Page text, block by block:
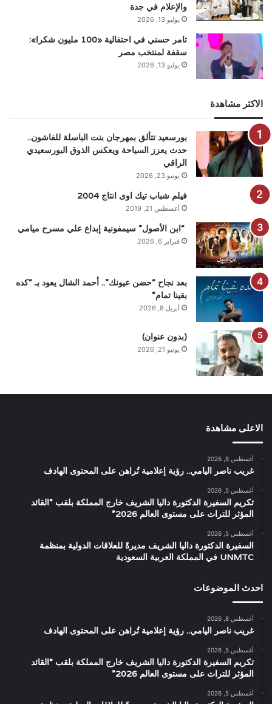
والإعلام في جدة
يوليو 13, 2026
تامر حسني في احتفالية «100 مليون شكرا»:
سقفة لمنتخب مصر
يوليو 13, 2026
الاكثر مشاهدة
بورسعيد تتألق بمهرجان بنت الباسلة للفاشون..
حدث يعزز السياحة ويعكس الذوق البورسعيدي
الراقي
يونيو 23, 2026
فيلم شباب تيك اوى انتاج 2004
أغسطس 21, 2019
“ابن الأصول” سيمفونية إبداع علي مسرح ميامي
فبراير 6, 2026
بعد نجاح “حضن عيونك”.. أحمد الشال يعود بـ “كده
بقينا تمام”
أبريل 8, 2026
(بدون عنوان)
يونيو 21, 2026
الاعلى مشاهدة
أغسطس 8, 2026
غريب ناصر اليامي.. رؤية إعلامية تُراهن على المحتوى الهادف
أغسطس 5, 2026
تكريم السفيرة الدكتورة داليا الشريف خارج المملكة بلقب “القائد
المؤثر للتراث على مستوى العالم 2026”
أغسطس 5, 2026
السفيرة الدكتورة داليا الشريف مديرةً للعلاقات الدولية بمنظمة
UNMTC في المملكة العربية السعودية
احدث الموضوعات
أغسطس 8, 2026
غريب ناصر اليامي.. رؤية إعلامية تُراهن على المحتوى الهادف
أغسطس 5, 2026
تكريم السفيرة الدكتورة داليا الشريف خارج المملكة بلقب “القائد
المؤثر للتراث على مستوى العالم 2026”
أغسطس 5, 2026